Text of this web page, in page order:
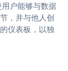
户能够与数据
，并与他人创
仪表板，以独